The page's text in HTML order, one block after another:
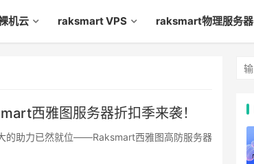
机云 raksmart VPS raksmart物理服务器
西雅图服务器折扣季来袭！
的助力已然就位——Raksmart西雅图高防服务器